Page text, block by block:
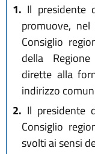
1. Il presidente
promuove,
Consiglio
della
dirette alla
indirizzo
2. Il presidente
Consiglio
svolti ai sensi